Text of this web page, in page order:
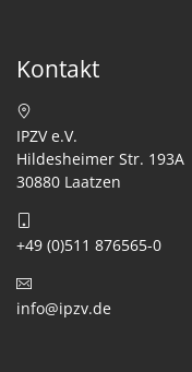
Kontakt
IPZV e.V.
Hildesheimer Str. 193A
30880 Laatzen
+49 (0)511 876565-0
info@ipzv.de